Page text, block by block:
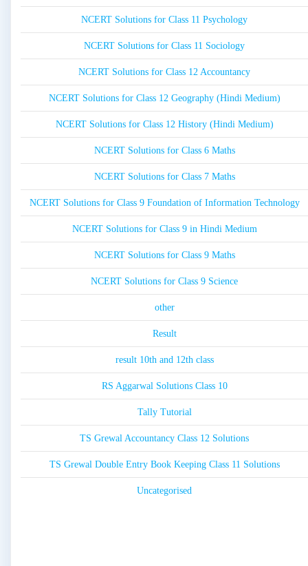
NCERT Solutions for Class 11 Psychology
NCERT Solutions for Class 11 Sociology
NCERT Solutions for Class 12 Accountancy
NCERT Solutions for Class 12 Geography (Hindi Medium)
NCERT Solutions for Class 12 History (Hindi Medium)
NCERT Solutions for Class 6 Maths
NCERT Solutions for Class 7 Maths
NCERT Solutions for Class 9 Foundation of Information Technology
NCERT Solutions for Class 9 in Hindi Medium
NCERT Solutions for Class 9 Maths
NCERT Solutions for Class 9 Science
other
Result
result 10th and 12th class
RS Aggarwal Solutions Class 10
Tally Tutorial
TS Grewal Accountancy Class 12 Solutions
TS Grewal Double Entry Book Keeping Class 11 Solutions
Uncategorised